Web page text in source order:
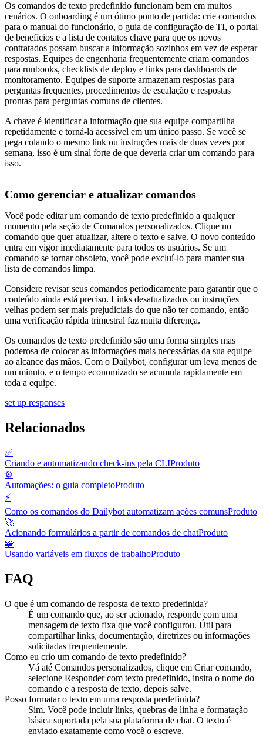
Os comandos de texto predefinido funcionam bem em muitos
cenários. O onboarding é um ótimo ponto de partida: crie comandos
para o manual do funcionário, o guia de configuração de TI, o portal
de benefícios e a lista de contatos chave para que os novos
contratados possam buscar a informação sozinhos em vez de esperar
respostas. Equipes de engenharia frequentemente criam comandos
para runbooks, checklists de deploy e links para dashboards de
monitoramento. Equipes de suporte armazenam respostas para
perguntas frequentes, procedimentos de escalação e respostas
prontas para perguntas comuns de clientes.
A chave é identificar a informação que sua equipe compartilha
repetidamente e torná-la acessível em um único passo. Se você se
pega colando o mesmo link ou instruções mais de duas vezes por
semana, isso é um sinal forte de que deveria criar um comando para
isso.
Como gerenciar e atualizar comandos
Você pode editar um comando de texto predefinido a qualquer
momento pela seção de Comandos personalizados. Clique no
comando que quer atualizar, altere o texto e salve. O novo conteúdo
entra em vigor imediatamente para todos os usuários. Se um
comando se tornar obsoleto, você pode excluí-lo para manter sua
lista de comandos limpa.
Considere revisar seus comandos periodicamente para garantir que o
conteúdo ainda está preciso. Links desatualizados ou instruções
velhas podem ser mais prejudiciais do que não ter comando, então
uma verificação rápida trimestral faz muita diferença.
Os comandos de texto predefinido são uma forma simples mas
poderosa de colocar as informações mais necessárias da sua equipe
ao alcance das mãos. Com o Dailybot, configurar um leva menos de
um minuto, e o tempo economizado se acumula rapidamente em
toda a equipe.
set up responses
Relacionados
✅
Criando e automatizando check-ins pela CLIProduto
⚙️
Automações: o guia completoProduto
⚡
Como os comandos do Dailybot automatizam ações comunsProduto
🚀
Acionando formulários a partir de comandos de chatProduto
🧩
Usando variáveis em fluxos de trabalhoProduto
FAQ
O que é um comando de resposta de texto predefinida?
É um comando que, ao ser acionado, responde com uma
mensagem de texto fixa que você configurou. Útil para
compartilhar links, documentação, diretrizes ou informações
solicitadas frequentemente.
Como eu crio um comando de texto predefinido?
Vá até Comandos personalizados, clique em Criar comando,
selecione Responder com texto predefinido, insira o nome do
comando e a resposta de texto, depois salve.
Posso formatar o texto em uma resposta predefinida?
Sim. Você pode incluir links, quebras de linha e formatação
básica suportada pela sua plataforma de chat. O texto é
enviado exatamente como você o escreve.